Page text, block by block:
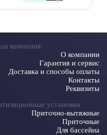
компания
О компании
Гарантия и сервис
Доставка и способы оплаты
Контакты
Реквизиты
установки
Приточно-вытяжные
Приточные
Для бассейна